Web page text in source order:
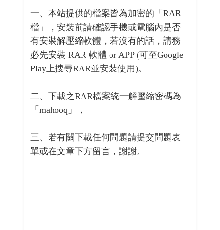
一、本站提供的檔案皆為加密的「RAR
檔」，安裝前請確認手機或電腦內是否
有安裝解壓縮軟體，若沒有的話，請務
必先安裝 RAR 軟體 or APP (可至Google
Play上搜尋RAR並安裝使用)。
二、下載之RAR檔案統一解壓縮密碼為
「mahooq」，
三、若有關下載任何問題請提交問題表
單或在文章下方留言，謝謝。